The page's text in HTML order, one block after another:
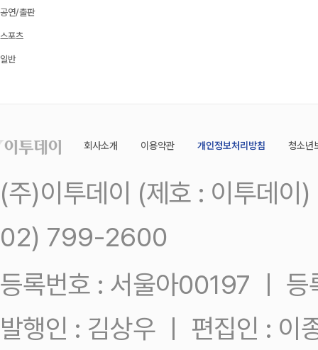
공연/출판
스포츠
일반
회사소개 이용약관 개인정보처리방침 청소년
(주)이투데이 (제호 : 이투데
02) 799-2600
등록번호 : 서울아00197 ㅣ
발행인 : 김상우 ㅣ 편집인 : 이